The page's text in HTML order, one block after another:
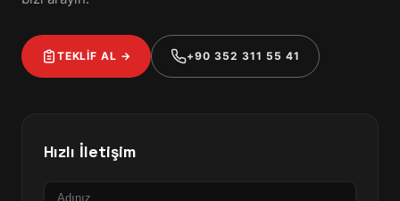
TEKLİF AL → +90 352 311 55 41
Hızlı İletişim
Ad